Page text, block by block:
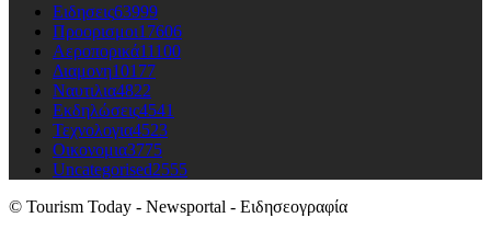
Ειδησεις63999
Προορισμοι17606
Αεροπορικά11100
Διαμονη10177
Ναυτιλια4822
Εκδηλώσεις4541
Τεχνολογια4523
Οικονομια3775
Uncategorised2555
© Tourism Today - Newsportal - Ειδησεογραφία